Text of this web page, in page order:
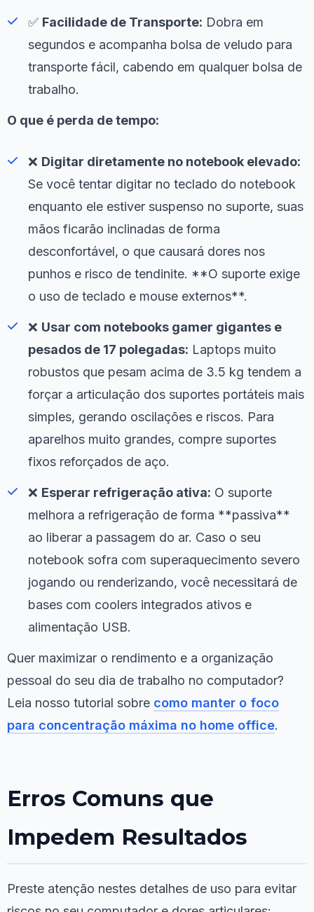
✅ Facilidade de Transporte: Dobra em
segundos e acompanha bolsa de veludo para
transporte fácil, cabendo em qualquer bolsa de
trabalho.
O que é perda de tempo:
❌ Digitar diretamente no notebook elevado:
Se você tentar digitar no teclado do notebook
enquanto ele estiver suspenso no suporte, suas
mãos ficarão inclinadas de forma
desconfortável, o que causará dores nos
punhos e risco de tendinite. **O suporte exige
o uso de teclado e mouse externos**.
❌ Usar com notebooks gamer gigantes e
pesados de 17 polegadas: Laptops muito
robustos que pesam acima de 3.5 kg tendem a
forçar a articulação dos suportes portáteis mais
simples, gerando oscilações e riscos. Para
aparelhos muito grandes, compre suportes
fixos reforçados de aço.
❌ Esperar refrigeração ativa: O suporte
melhora a refrigeração de forma **passiva**
ao liberar a passagem do ar. Caso o seu
notebook sofra com superaquecimento severo
jogando ou renderizando, você necessitará de
bases com coolers integrados ativos e
alimentação USB.
Quer maximizar o rendimento e a organização
pessoal do seu dia de trabalho no computador?
Leia nosso tutorial sobre como manter o foco
para concentração máxima no home office.
Erros Comuns que
Impedem Resultados
Preste atenção nestes detalhes de uso para evitar